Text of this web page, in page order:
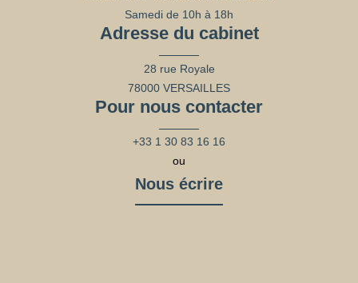
Samedi de 10h à 18h
Adresse du cabinet
28 rue Royale
78000 VERSAILLES
Pour nous contacter
+33 1 30 83 16 16
ou
Nous écrire